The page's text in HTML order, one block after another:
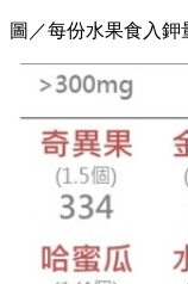
圖／每份水果食入鉀